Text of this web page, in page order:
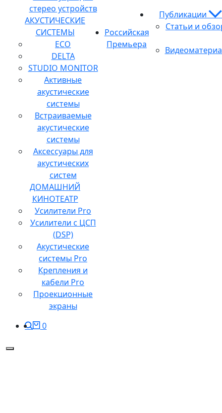
стерео устройств
АКУСТИЧЕСКИЕ
СИСТЕМЫ
ECO
DELTA
STUDIO MONITOR
Активные
акустические
системы
Встраиваемые
акустические
системы
Аксессуары для
акустических
систем
ДОМАШНИЙ
КИНОТЕАТР
Усилители Pro
Усилители с ЦСП
(DSP)
Акустические
системы Pro
Крепления и
кабели Pro
Проекционные
экраны
Российская
Премьера
Публикации
Статьи и
0